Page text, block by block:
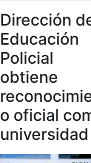
Dirección
Educación
Policial
obtiene
o oficial
universidad